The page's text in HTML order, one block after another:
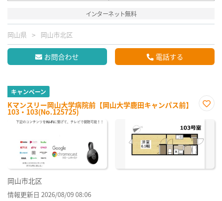
インターネット無料
岡山県 岡山市北区
お問合わせ 電話する
キャンペーン
Kマンスリー岡山大学病院前【岡山大学鹿田キャンパス前】
103・103(No.125725)
に入
り登
岡山市北区
情報更新日 2026/08/09 08:06